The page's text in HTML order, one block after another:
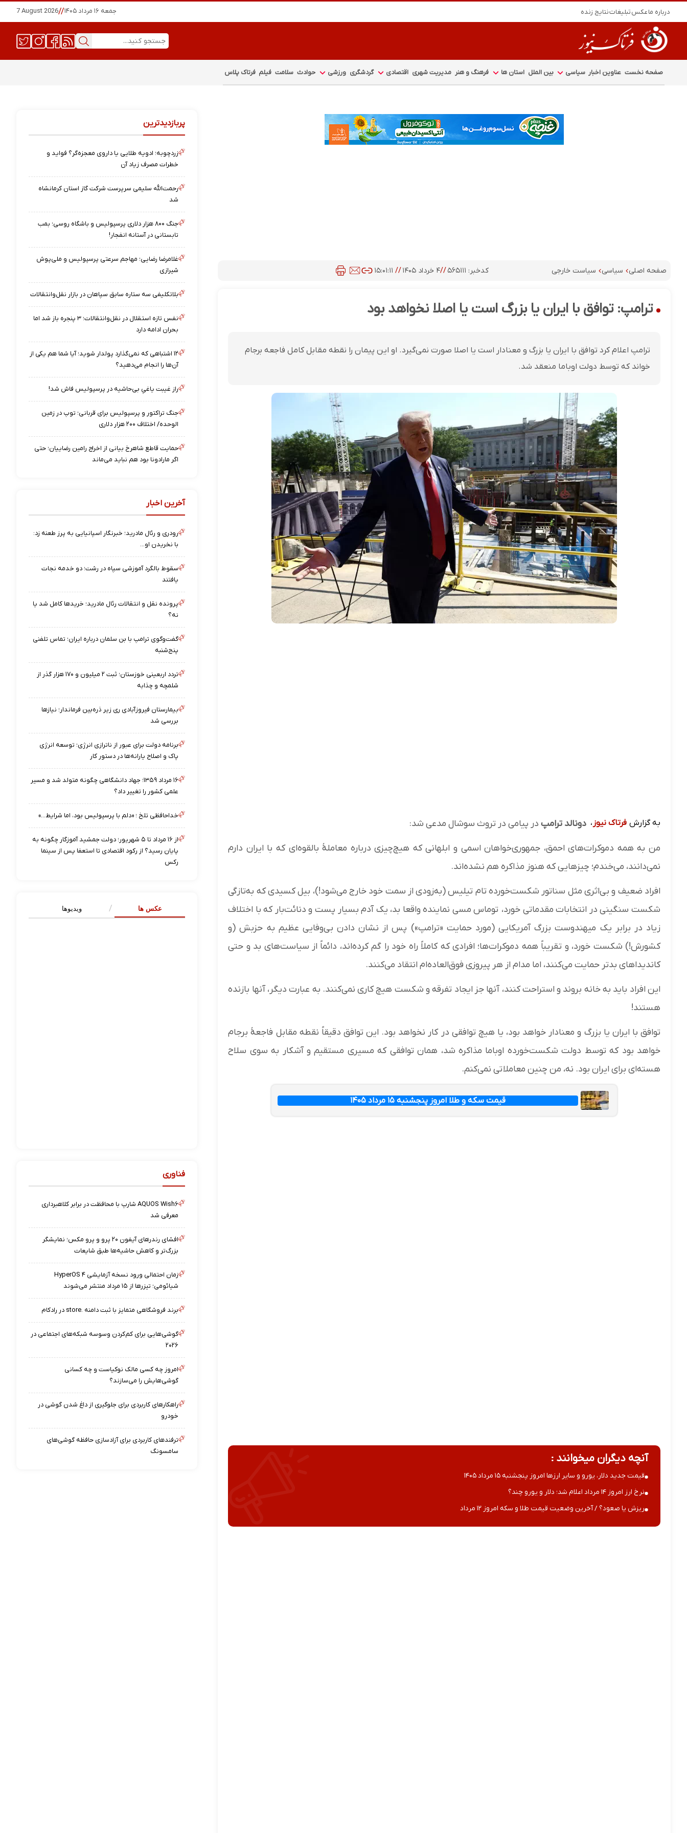
درباره ماعکستبلیغاتنتایج زنده جمعه ۱۶ مرداد ۱۴۰۵ //
7 August 2026
صفحه نخست عناوین اخبار سیاسی بین الملل استان ها فرهنگ و هنر مدیریت شهری اقتصادی گردشگری ورزشی حوادث سلامت فیلم فرتاک پلاس
صفحه اصلی سیاسی سیاست خارجی کدخبر: ۵۶۵۱۱۱ //۴ خرداد ۱۴۰۵ // ۱۵:۰۱:۱۱
ترامپ: توافق با ایران یا بزرگ است یا اصلا نخواهد بود
ترامپ اعلام کرد توافق با ایران یا بزرگ و معنادار است یا اصلا صورت نمی‌گیرد. او این پیمان را نقطه مقابل کامل فاجعه برجام
خواند که توسط دولت اوباما منعقد شد.
به گزارش فرتاک نیوز ، دونالد ترامپ در پیامی در تروث سوشال مدعی شد:
من به همه دموکرات‌های احمق، جمهوری‌خواهان اسمی و ابلهانی که هیچ‌چیزی درباره معاملۀ بالقوه‌ای که با ایران دارم
نمی‌دانند، می‌خندم؛ چیزهایی که هنوز مذاکره هم نشده‌اند.
افراد ضعیف و بی‌اثری مثل سناتور شکست‌خورده تام تیلیس (به‌زودی از سمت خود خارج می‌شود!)، بیل کسیدی که به‌تازگی
شکست سنگینی در انتخابات مقدماتی خورد، توماس مسی نماینده واقعا بد، یک آدم بسیار پست و دنائت‌بار که با اختلاف
زیاد در برابر یک میهندوست بزرگ آمریکایی (مورد حمایت «ترامپ») پس از نشان دادن بی‌وفایی عظیم به حزبش (و
کشورش!) شکست خورد، و تقریباً همه دموکرات‌ها؛ افرادی که کاملاً راه خود را گم کرده‌اند، دائماً از سیاست‌های بد و حتی
کاندیداهای بدتر حمایت می‌کنند، اما مدام از هر پیروزی فوق‌العاده‌ام انتقاد می‌کنند.
این افراد باید به خانه بروند و استراحت کنند، آنها جز ایجاد تفرقه و شکست هیچ کاری نمی‌کنند. به عبارت دیگر، آنها بازنده
هستند!
توافق با ایران یا بزرگ و معنادار خواهد بود، یا هیچ توافقی در کار نخواهد بود. این توافق دقیقاً نقطه مقابل فاجعۀ برجام
خواهد بود که توسط دولت شکست‌خورده اوباما مذاکره شد، همان توافقی که مسیری مستقیم و آشکار به سوی سلاح
هسته‌ای برای ایران بود. نه، من چنین معاملاتی نمی‌کنم.
قیمت سکه و طلا امروز پنجشنبه ۱۵ مرداد ۱۴۰۵
آنچه دیگران میخوانند :
قیمت جدید دلار، یورو و سایر ارزها امروز پنجشنبه ۱۵ مرداد ۱۴۰۵
نرخ ارز امروز ۱۴ مرداد اعلام شد؛ دلار و یورو چند؟
ریزش یا صعود؟ / آخرین وضعیت قیمت طلا و سکه امروز ۱۲ مرداد
پربازدیدترین
زردچوبه؛ ادویه طلایی یا داروی معجزه‌گر؟ فواید و
خطرات مصرف زیاد آن
رحمت‌الله سلیمی سرپرست شرکت گاز استان کرمانشاه
شد
جنگ ۸۰۰ هزار دلاری پرسپولیس و باشگاه روسی؛ بمب
تابستانی در آستانه انفجار!
غلامرضا رضایی؛ مهاجم سرعتی پرسپولیس و ملی‌پوش
شیرازی
بلاتکلیفی سه ستاره سابق سپاهان در بازار نقل‌وانتقالات
نفس تازه استقلال در نقل‌وانتقالات؛ ۳ پنجره باز شد اما
بحران ادامه دارد
۱۲ اشتباهی که نمی‌گذارد پولدار شوید؛ آیا شما هم یکی از
آن‌ها را انجام می‌دهید؟
راز غیبت یاغیِ بی‌حاشیه در پرسپولیس فاش شد!
جنگ تراکتور و پرسپولیس برای قربانی؛ توپ در زمین
الوحده/ اختلاف ۲۰۰ هزار دلاری
حمایت قاطع شاهرخ بیانی از اخراج رامین رضاییان؛ حتی
اگر مارادونا بود هم نباید می‌ماند
آخرین اخبار
رودری و رئال مادرید؛ خبرنگار اسپانیایی به پرز طعنه زد:
با نخریدن او...
سقوط بالگرد آموزشی سپاه در رشت؛ دو خدمه نجات
یافتند
پرونده نقل و انتقالات رئال مادرید؛ خریدها کامل شد یا
نه؟
گفت‌وگوی ترامپ با بن سلمان درباره ایران؛ تماس تلفنی
پنج‌شنبه
تردد اربعینی خوزستان؛ ثبت ۲ میلیون و ۱۷۰ هزار گذر از
شلمچه و چذابه
بیمارستان فیروزآبادی ری زیر ذره‌بین فرماندار؛ نیازها
بررسی شد
برنامه دولت برای عبور از ناترازی انرژی؛ توسعه انرژی
پاک و اصلاح یارانه‌ها در دستور کار
۱۶ مرداد ۱۳۵۹؛ جهاد دانشگاهی چگونه متولد شد و مسیر
علمی کشور را تغییر داد؟
خداحافظی تلخ ؛ «دلم با پرسپولیس بود، اما شرایط…»
از ۱۶ مرداد تا ۵ شهریور؛ دولت جمشید آموزگار چگونه به
پایان رسید؟ از رکود اقتصادی تا استعفا پس از سینما
رکس
عکس ها ویدیوها
فناوری
AQUOS Wish۶ شارپ با محافظت در برابر کلاهبرداری
معرفی شد
افشای رندرهای آیفون ۲۰ پرو و پرو مکس؛ نمایشگر
بزرگ‌تر و کاهش حاشیه‌ها طبق شایعات
زمان احتمالی ورود نسخه آزمایشی HyperOS ۴
شیائومی؛ تیزرها از ۱۵ مرداد منتشر می‌شوند
برند فروشگاهی متمایز با ثبت دامنه .store در رادکام
گوشی‌هایی برای کم‌کردن وسوسه شبکه‌های اجتماعی در
۲۰۲۶
امروز چه کسی مالک نوکیاست و چه کسانی
گوشی‌هایش را می‌سازند؟
راهکارهای کاربردی برای جلوگیری از داغ شدن گوشی در
خودرو
ترفندهای کاربردی برای آزادسازی حافظه گوشی‌های
سامسونگ